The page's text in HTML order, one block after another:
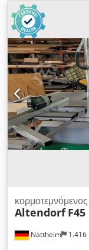
Μεγάλος
κάλυμμα
Κατασκευασμένο
μεταχειρισμένη
προκαλούνται από
επαγγελματική
κατόπιν
χρέωση! Το
Λόγω της ηλικίας
αποκλείεται σε
τεχνικά
διαφέρουν.
Nattheim 1.416
Altendorf F45